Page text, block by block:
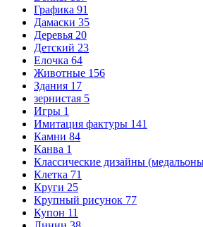
Графика 91
Дамаски 35
Деревья 20
Детский 23
Елочка 64
Животные 156
Здания 17
зернистая 5
Игры 1
Имитация фактуры 141
Камни 84
Канва 1
Классические дизайны
Клетка 71
Круги 25
Крупный рисунок 77
Купон 11